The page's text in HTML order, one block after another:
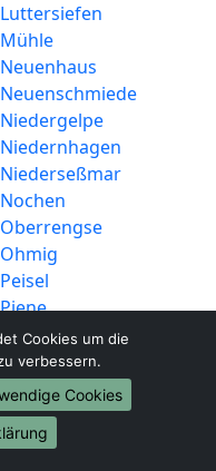
Cookies um die
verbessern.
Cookies